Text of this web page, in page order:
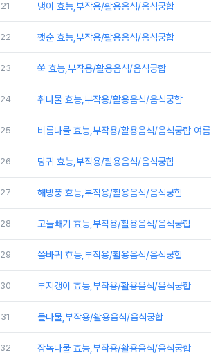
21 냉이 효능,부작용/활용음식/음식궁합
22 깻순 효능,부작용/활용음식/음식궁합
23 쑥 효능,부작용/활용음식/음식궁합
24 취나물 효능,부작용/활용음식/음식궁합
25 비름나물 효능,부작용/활용음식/음식궁합 여름
26 당귀 효능,부작용/활용음식/음식궁합
27 해방풍 효능,부작용/활용음식/음식궁합
28 고들빼기 효능,부작용/활용음식/음식궁합
29 씀바귀 효능,부작용/활용음식/음식궁합
30 부지갱이 효능,부작용/활용음식/음식궁합
31 돌나물,부작용/활용음식/음식궁합
32 장녹나물 효능,부작용/활용음식/음식궁합